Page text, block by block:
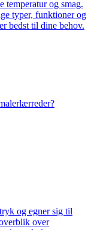
temperatur og smag.
typer, funktioner og
bedst til dine behov.
og egner sig til
over